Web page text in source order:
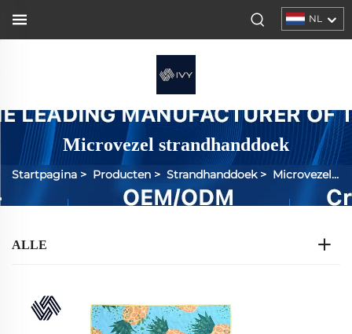
NL
Microvezel strandhanddoek
Startpagina > Producten > Strandhanddoek> Microvezelstrandhanddoek
ALLE